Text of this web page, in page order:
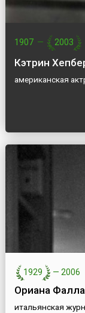
1907 — 2003
Кэтрин
американская
1929 — 2006
Ориана
итальянская